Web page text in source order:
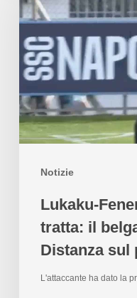
Notizie
Lukaku-
tratta: il
Distanza sul
L'attaccante ha dato la